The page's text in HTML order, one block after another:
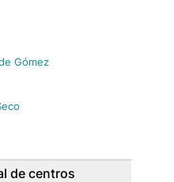
Gómez
de centros